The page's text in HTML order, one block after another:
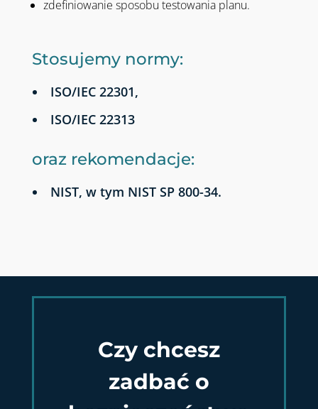
zdefiniowanie sposobu testowania planu.
Stosujemy normy:
ISO/IEC 22301,
ISO/IEC 22313
oraz rekomendacje:
NIST, w tym NIST SP 800-34.
Czy chcesz
zadbać o